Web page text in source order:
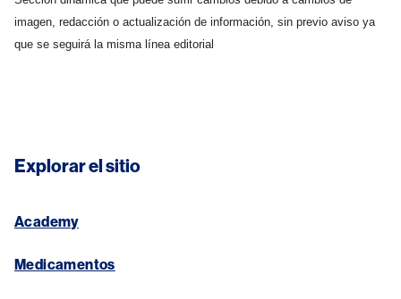
imagen, redacción o actualización de información, sin previo aviso ya
que se seguirá la misma línea editorial
Explorar el sitio
Academy
Medicamentos